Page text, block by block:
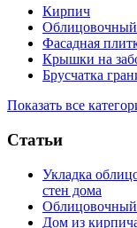
Кирпич
Фасадная
Крышки на
Брусчатка
Показать все
Статьи
Укладка
стен дома
Облицовочный
Дом из